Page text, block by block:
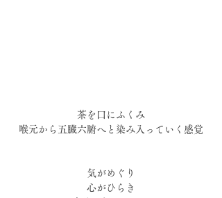
茶を口にふくみ
喉元から五臓六腑へと染み入っていく感覚
気がめぐり
心がひらき